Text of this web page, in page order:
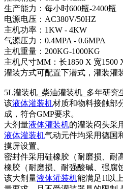
生产能力：每小时600瓶-2400瓶
电源电压：AC380V/50HZ
主机功率：1KW - 4KW
气源压力：0.4MPA - 0.6MPA
主机重量：200KG-1000KG
主机尺寸MM：长1850 X 宽1500
灌装方式可配置下潜式，灌装灌
5L灌装机_柴油灌装机_多年研究
该液体灌装机材质和物料接触部
成，符合GMP要求。
大剂量液体灌装机的灌装闷头采
液体灌装机气动元件均采用德国
摸屏设置。
密封件采用硅橡胶（耐磨损、耐
橡胶（耐磨损、耐强酸碱、强腐
该大剂量液体灌装机能满足1l以